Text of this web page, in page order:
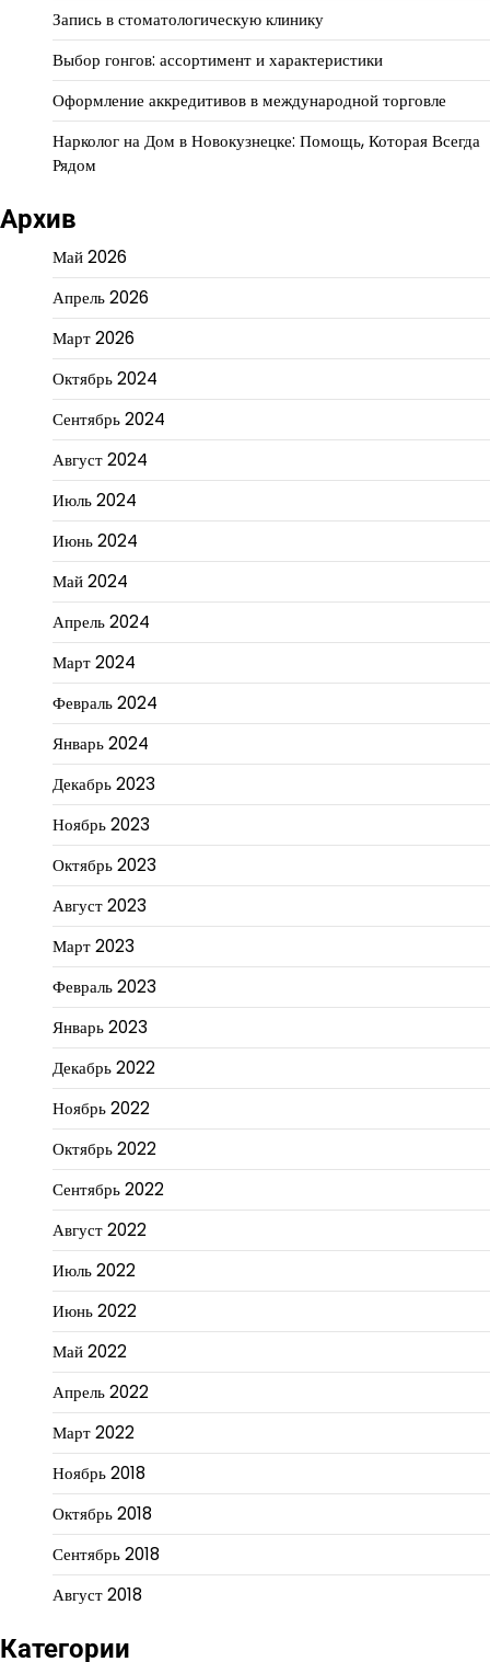
Запись в стоматологическую клинику
Выбор гонгов: ассортимент и характеристики
Оформление аккредитивов в международной торговле
Нарколог на Дом в Новокузнецке: Помощь, Которая Всегда
Рядом
Архив
Май 2026
Апрель 2026
Март 2026
Октябрь 2024
Сентябрь 2024
Август 2024
Июль 2024
Июнь 2024
Май 2024
Апрель 2024
Март 2024
Февраль 2024
Январь 2024
Декабрь 2023
Ноябрь 2023
Октябрь 2023
Август 2023
Март 2023
Февраль 2023
Январь 2023
Декабрь 2022
Ноябрь 2022
Октябрь 2022
Сентябрь 2022
Август 2022
Июль 2022
Июнь 2022
Май 2022
Апрель 2022
Март 2022
Ноябрь 2018
Октябрь 2018
Сентябрь 2018
Август 2018
Категории